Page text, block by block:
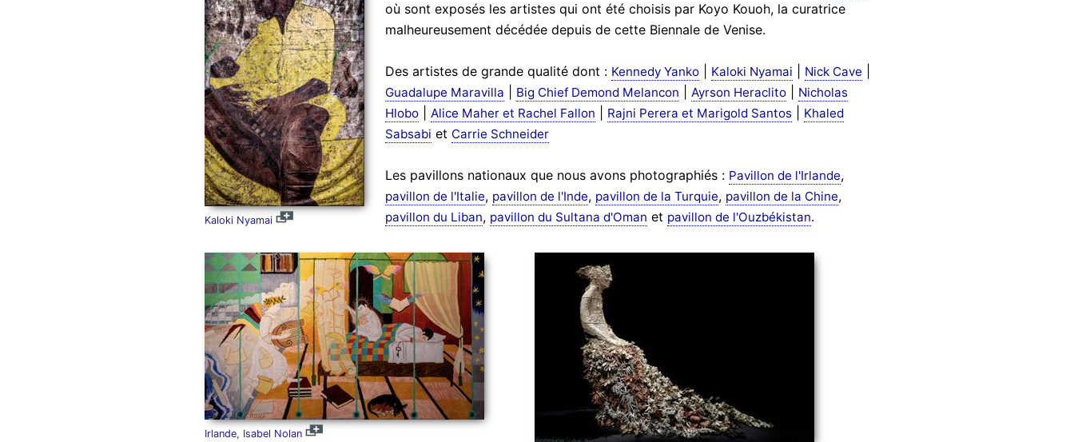
Kaloki Nyamai
où sont exposés les artistes qui ont été choisis par Koyo Kouoh, la curatrice
malheureusement décédée depuis de cette Biennale de Venise.
Des artistes de grande qualité dont : Kennedy Yanko| Kaloki Nyamai Nick Cave
Guadalupe Maravilla Big Chief Demond Melancon Ayrson Heraclito| Nicholas
Hlobo| Alice Maher et Rachel Fallon Rajni Perera et Marigold Santos| Khaled
Sabsabi et Carrie Schneider
Les pavillons nationaux que nous avons photographiés : Pavillon de l'Irlande,
pavillon de l'Italie, pavillon de l'Inde, pavillon de la Turquie, pavillon de la Chine,
pavillon du Liban, pavillon du Sultana d'Oman et pavillon de l'Ouzbékistan.
Irlande, Isabel Nolan